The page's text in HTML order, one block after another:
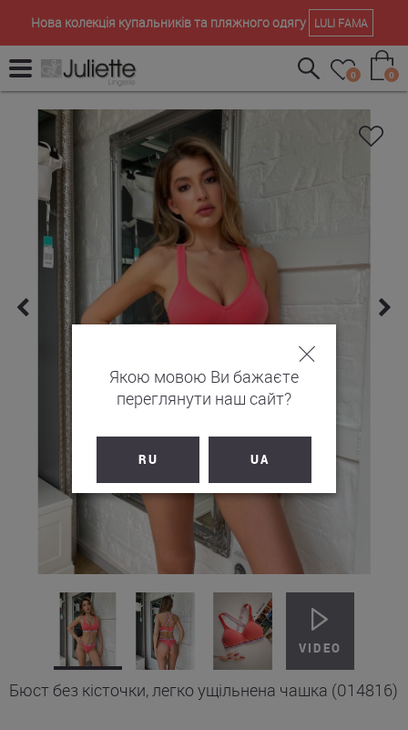
Нова колекція купальників та пляжного одягу LULI FAMA
0 0
Бюст без кісточки, легко ущільнена чашка (014816)
Якою мовою Ви бажаєте
переглянути наш сайт?
RU UA